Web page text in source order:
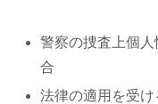
警察の捜査上個
合
法律の適用を受け